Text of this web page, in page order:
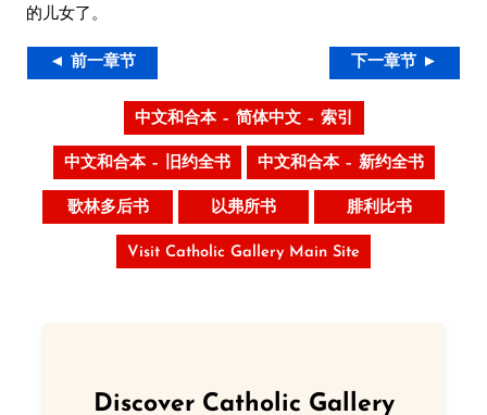
的儿女了。
◄ 前一章节 下一章节 ►
中文和合本 – 简体中文 – 索引
中文和合本 – 旧约全书 中文和合本 – 新约全书
歌林多后书 以弗所书 腓利比书
Visit Catholic Gallery Main Site
Discover Catholic Gallery